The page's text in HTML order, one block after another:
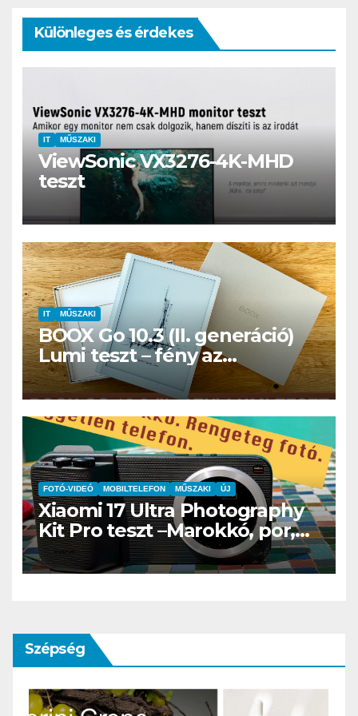
Különleges és érdekes
IT MŰSZAKI
ViewSonic VX3276-4K-MHD
teszt
IT MŰSZAKI
BOOX Go 10.3 (II. generáció)
Lumi teszt – fény az
éjszakában, fél könyvtár a
családi csomagban
FOTÓ-VIDEÓ MOBILTELEFON MŰSZAKI ÚJ
Xiaomi 17 Ultra Photography
Kit Pro teszt –Marokkó, por,
hegyek és az a
bizonyospillanat, amikor nem
Szépség